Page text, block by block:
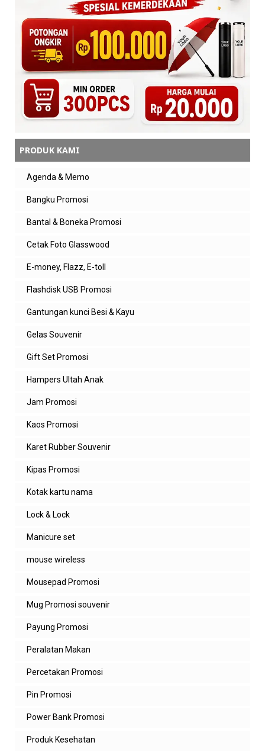
otomatis UML303 ini desainnya
compact, ringan, dan sangat praktis
dibawa kemana pun. Apalagi bisa
cetak logo kantor juga
Bagus
PRODUK KAMI
Agenda & Memo
Bangku Promosi
Bantal & Boneka Promosi
Cetak Foto Glasswood
E-money, Flazz, E-toll
Flashdisk USB Promosi
Gantungan kunci Besi & Kayu
Gelas Souvenir
Gift Set Promosi
Hampers Ultah Anak
Jam Promosi
Kaos Promosi
Karet Rubber Souvenir
Kipas Promosi
Kotak kartu nama
Lock & Lock
Manicure set
mouse wireless
Mousepad Promosi
Mug Promosi souvenir
Payung Promosi
Peralatan Makan
Percetakan Promosi
Pin Promosi
Power Bank Promosi
Produk Kesehatan